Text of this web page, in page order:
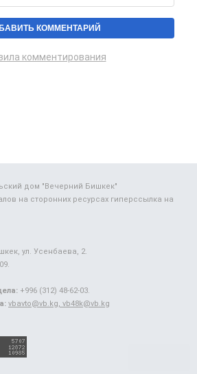
комментирования
дом "Вечерний Бишкек"
на сторонних ресурсах гиперссылка на
ул. Усенбаева, 2.
+996 (312) 48-62-03.
vbavto@vb.kg, vb48k@vb.kg